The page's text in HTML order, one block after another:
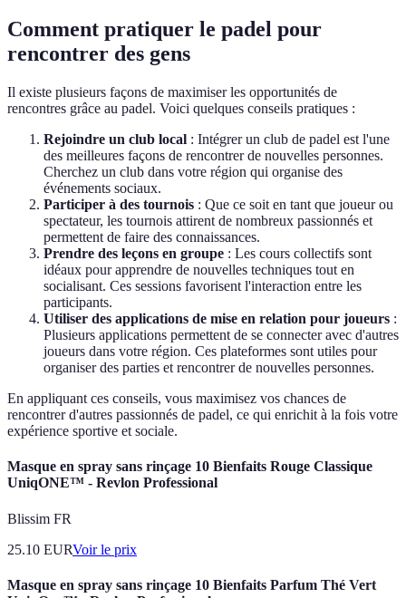
Comment pratiquer le padel pour
rencontrer des gens
Il existe plusieurs façons de maximiser les opportunités de
rencontres grâce au padel. Voici quelques conseils pratiques :
Rejoindre un club local : Intégrer un club de padel est l'une
des meilleures façons de rencontrer de nouvelles personnes.
Cherchez un club dans votre région qui organise des
événements sociaux.
Participer à des tournois : Que ce soit en tant que joueur ou
spectateur, les tournois attirent de nombreux passionnés et
permettent de faire des connaissances.
Prendre des leçons en groupe : Les cours collectifs sont
idéaux pour apprendre de nouvelles techniques tout en
socialisant. Ces sessions favorisent l'interaction entre les
participants.
Utiliser des applications de mise en relation pour joueurs :
Plusieurs applications permettent de se connecter avec d'autres
joueurs dans votre région. Ces plateformes sont utiles pour
organiser des parties et rencontrer de nouvelles personnes.
En appliquant ces conseils, vous maximisez vos chances de
rencontrer d'autres passionnés de padel, ce qui enrichit à la fois votre
expérience sportive et sociale.
Masque en spray sans rinçage 10 Bienfaits Rouge Classique
UniqONE™ - Revlon Professional
Blissim FR
25.10 EURVoir le prix
Masque en spray sans rinçage 10 Bienfaits Parfum Thé Vert